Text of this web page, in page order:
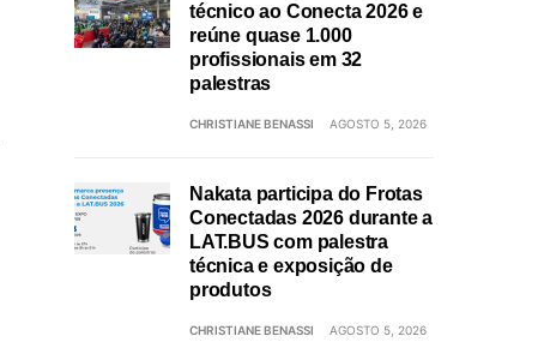
técnico ao Conecta 2026 e
reúne quase 1.000
profissionais em 32
palestras
CHRISTIANE BENASSI AGOSTO 5, 2026
Nakata participa do Frotas
Conectadas 2026 durante a
LAT.BUS com palestra
técnica e exposição de
produtos
CHRISTIANE BENASSI AGOSTO 5, 2026